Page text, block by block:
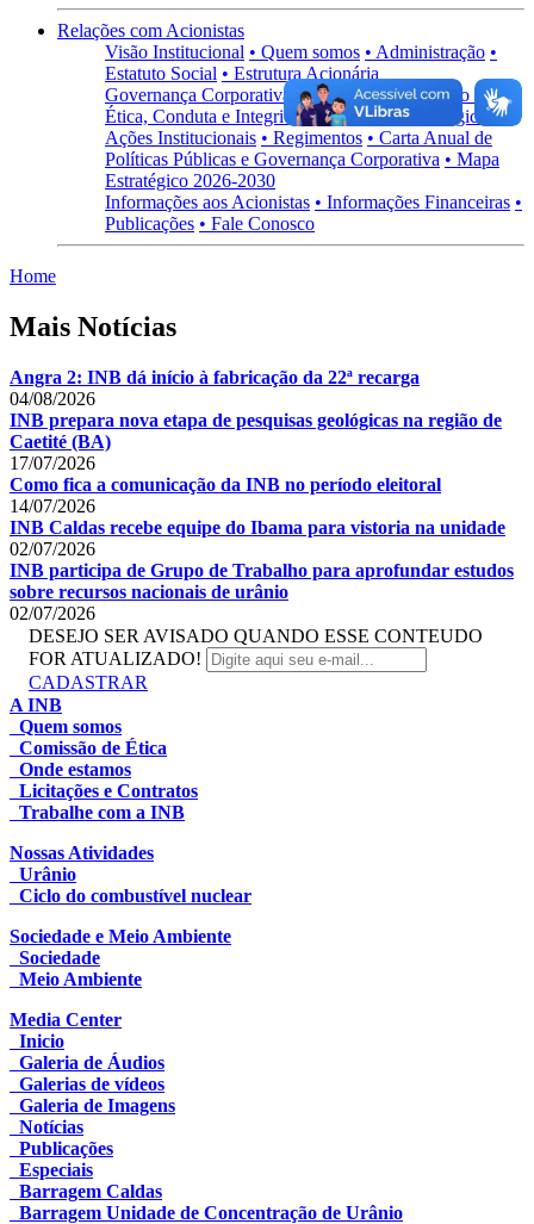
Relações com Acionistas
Visão Institucional • Quem somos • Administração •
Estatuto Social • Estrutura Acionária
Governança Corporativa
• Visão Geral • Código de
Ética, Conduta e Integridade • Políticas Estratégicas •
Ações Institucionais • Regimentos • Carta Anual de
Políticas Públicas e Governança Corporativa • Mapa
Estratégico 2026-2030
Informações aos Acionistas • Informações Financeiras •
Publicações • Fale Conosco
Home
Mais Notícias
Angra 2: INB dá início à fabricação da 22ª recarga
04/08/2026
INB prepara nova etapa de pesquisas geológicas na região de
Caetité (BA)
17/07/2026
Como fica a comunicação da INB no período eleitoral
14/07/2026
INB Caldas recebe equipe do Ibama para vistoria na unidade
02/07/2026
INB participa de Grupo de Trabalho para aprofundar estudos
sobre recursos nacionais de urânio
02/07/2026
DESEJO SER AVISADO QUANDO ESSE CONTEUDO
FOR ATUALIZADO!
CADASTRAR
A INB
Quem somos
Comissão de Ética
Onde estamos
Licitações e Contratos
Trabalhe com a INB
Nossas Atividades
Urânio
Ciclo do combustível nuclear
Sociedade e Meio Ambiente
Sociedade
Meio Ambiente
Media Center
Inicio
Galeria de Áudios
Galerias de vídeos
Galeria de Imagens
Notícias
Publicações
Especiais
Barragem Caldas
Barragem Unidade de Concentração de Urânio